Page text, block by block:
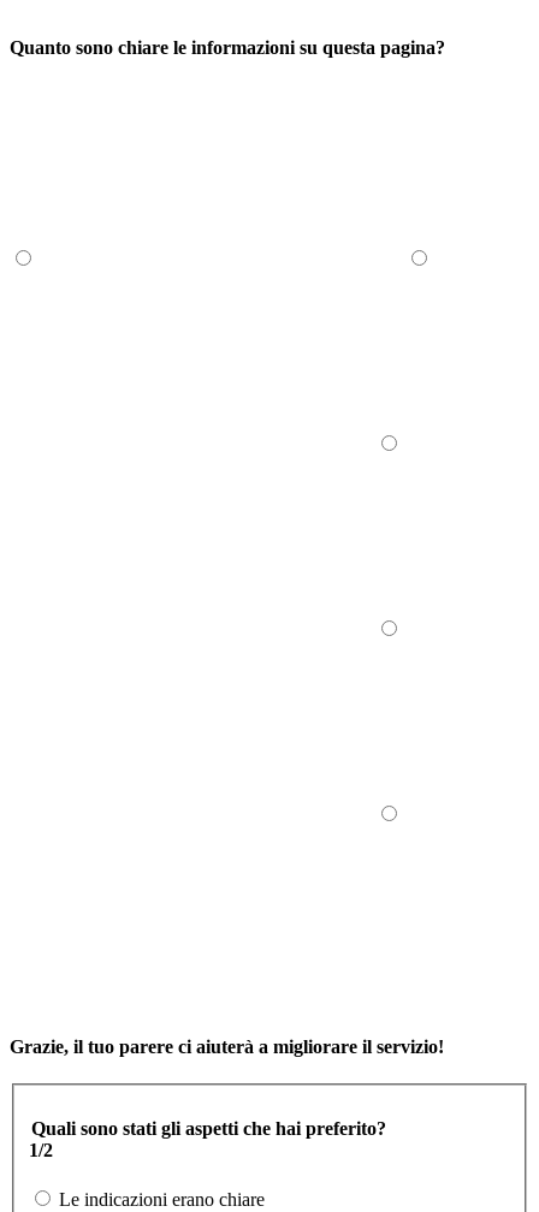
Quanto sono chiare le informazioni su questa pagina?
Grazie, il tuo parere ci aiuterà a migliorare il servizio!
Quali sono stati gli aspetti che hai preferito?
1/2
Le indicazioni erano chiare